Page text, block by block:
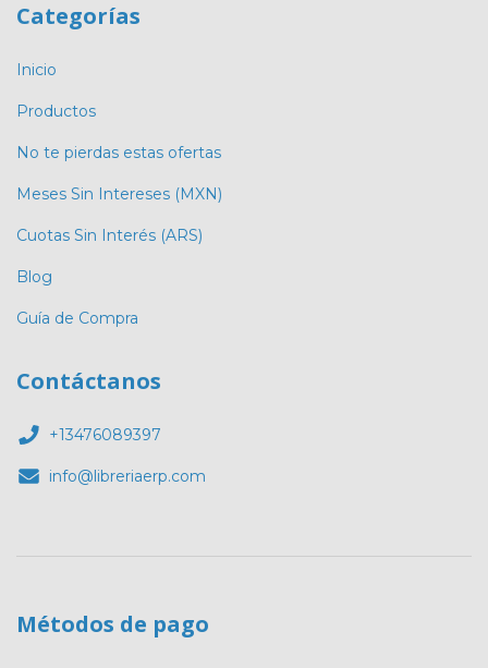
Categorías
Inicio
Productos
No te pierdas estas ofertas
Meses Sin Intereses (MXN)
Cuotas Sin Interés (ARS)
Blog
Guía de Compra
Contáctanos
+13476089397
info@libreriaerp.com
Métodos de pago